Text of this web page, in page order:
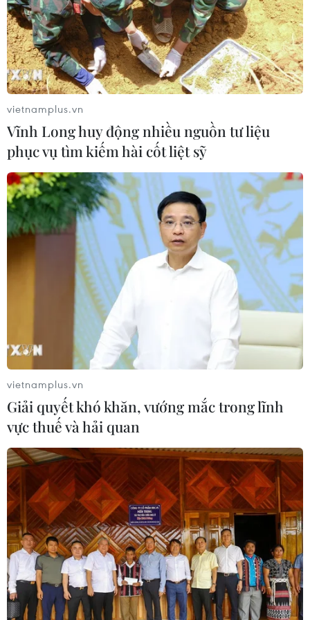
TIN CÙNG CHUYÊN MỤC
Bạo lực súng đạn đặt ra thách thức
đối với Thái Lan
08/08/2026 12:20
59 năm ASEAN: Giữ vững đoàn kết,
định hình tương lai
08/08/2026 10:09
vietnamplus.vn
Vĩnh Long huy động nhiều nguồn tư liệu
phục vụ tìm kiếm hài cốt liệt sỹ
vietnamplus.vn
Giải quyết khó khăn, vướng mắc trong lĩnh
vực thuế và hải quan